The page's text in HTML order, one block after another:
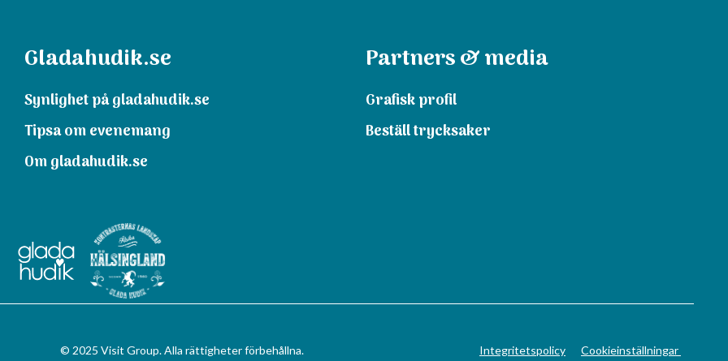
Gladahudik.se
Synlighet på gladahudik.se
Tipsa om evenemang
Om gladahudik.se
Partners & media
Grafisk profil
Beställ trycksaker
© 2025 Visit Group. Alla rättigheter förbehållna. Integritetspolicy Cookieinställningar